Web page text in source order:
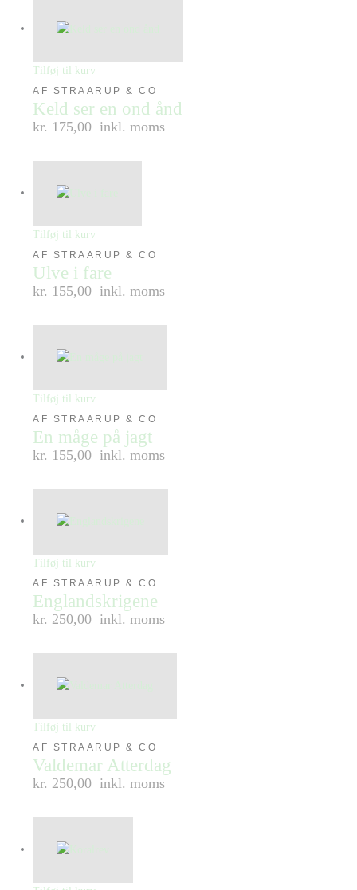
Tilføj til kurv
AF STRAARUP & CO
Keld ser en ond ånd
kr. 175,00 inkl. moms
Tilføj til kurv
AF STRAARUP & CO
Ulve i fare
kr. 155,00 inkl. moms
Tilføj til kurv
AF STRAARUP & CO
En måge på jagt
kr. 155,00 inkl. moms
Tilføj til kurv
AF STRAARUP & CO
Englandskrigene
kr. 250,00 inkl. moms
Tilføj til kurv
AF STRAARUP & CO
Valdemar Atterdag
kr. 250,00 inkl. moms